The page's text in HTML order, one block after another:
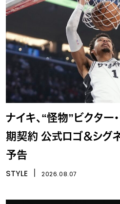
ナイキ、“怪物”ビクター
期契約 公式ロゴ＆シグ
予告
STYLE 2026.08.07